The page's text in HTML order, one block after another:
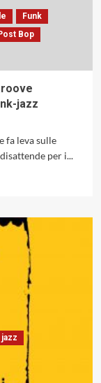
Funk
Bop
jazz
fa leva sulle
per i...